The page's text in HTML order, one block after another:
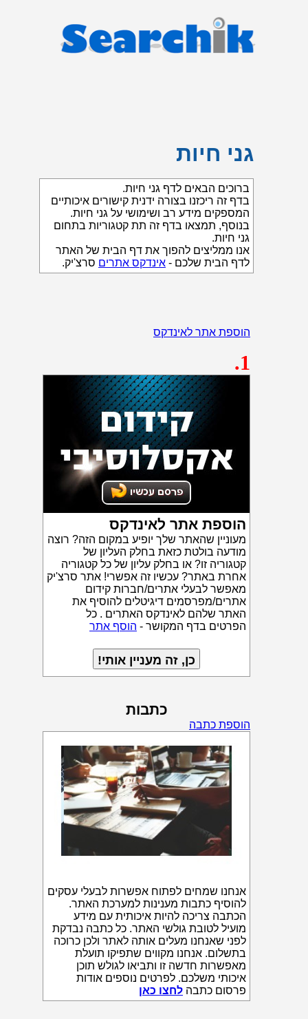
גני חיות
ברוכים הבאים לדף גני חיות.
בדף זה ריכזנו בצורה ידנית קישורים איכותיים
המספקים מידע רב ושימושי על גני חיות.
בנוסף, תמצאו בדף זה תת קטגוריות בתחום
גני חיות.
אנו ממליצים להפוך את דף הבית של האתר
לדף הבית שלכם - אינדקס אתרים סרצ'יק.
הוספת אתר לאינדקס
.1
הוספת אתר לאינדקס
מעוניין שהאתר שלך יופיע במקום הזה? רוצה
מודעה בולטת כזאת בחלק העליון של
קטגוריה זו? או בחלק עליון של כל קטגוריה
אחרת באתר? עכשיו זה אפשרי! אתר סרצ'יק
מאפשר לבעלי אתרים/חברות קידום
אתרים/מפרסמים דיגיטלים להוסיף את
האתר שלהם לאינדקס האתרים . כל
הפרטים בדף המקושר - הוסף אתר
כתבות
הוספת כתבה
אנחנו שמחים לפתוח אפשרות לבעלי עסקים
להוסיף כתבות מענינות למערכת האתר.
הכתבה צריכה להיות איכותית עם מידע
מועיל לטובת גולשי האתר. כל כתבה נבדקת
לפני שאנחנו מעלים אותה לאתר ולכן כרוכה
בתשלום. אנחנו מקווים שתפיקו תועלת
מאפשרות חדשה זו ותביאו לגולש תוכן
איכותי משלכם. לפרטים נוספים אודות
פרסום כתבה לחצו כאן